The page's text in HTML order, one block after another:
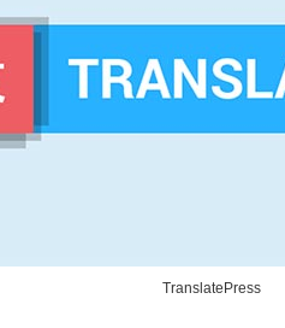
TranslatePress